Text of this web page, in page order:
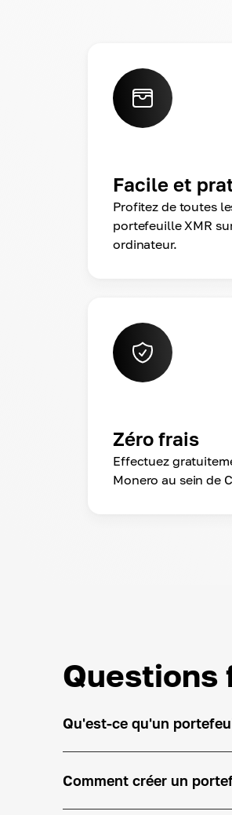
Facile et
Profitez de toutes
portefeuille XMR
ordinateur.
Zéro frais
Effectuez
Monero au sein de
Questions
Qu'est-ce qu'un
Comment créer un